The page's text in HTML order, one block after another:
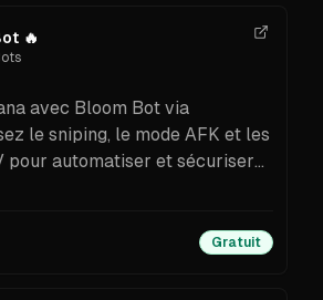
🔥
avec Bloom Bot via
le sniping, le mode AFK et les
pour automatiser et sécuriser
Gratuit